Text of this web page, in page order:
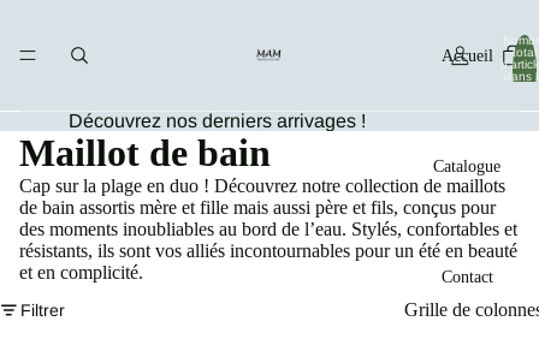
Accueil
Catalogue
Contact
total
dans
Découvrez nos derniers arrivages !
Maillot de bain
Cap sur la plage en duo ! Découvrez notre collection de maillots
de bain assortis mère et fille mais aussi père et fils, conçus pour
des moments inoubliables au bord de l’eau. Stylés, confortables et
résistants, ils sont vos alliés incontournables pour un été en beauté
et en complicité.
Filtrer Grille de